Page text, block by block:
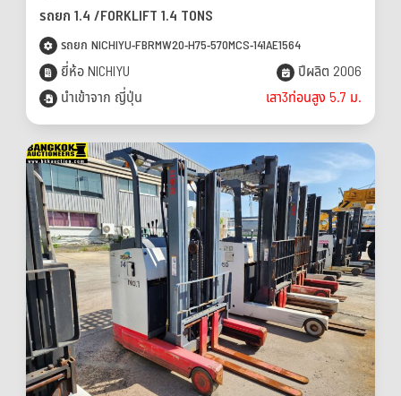
รถยก 1.4 /FORKLIFT 1.4 TONS
รถยก NICHIYU-FBRMW20-H75-570MCS-141AE1564
ยี่ห้อ NICHIYU
ปีผลิต 2006
นำเข้าจาก ญี่ปุ่น
เสา3ท่อนสูง 5.7 ม.